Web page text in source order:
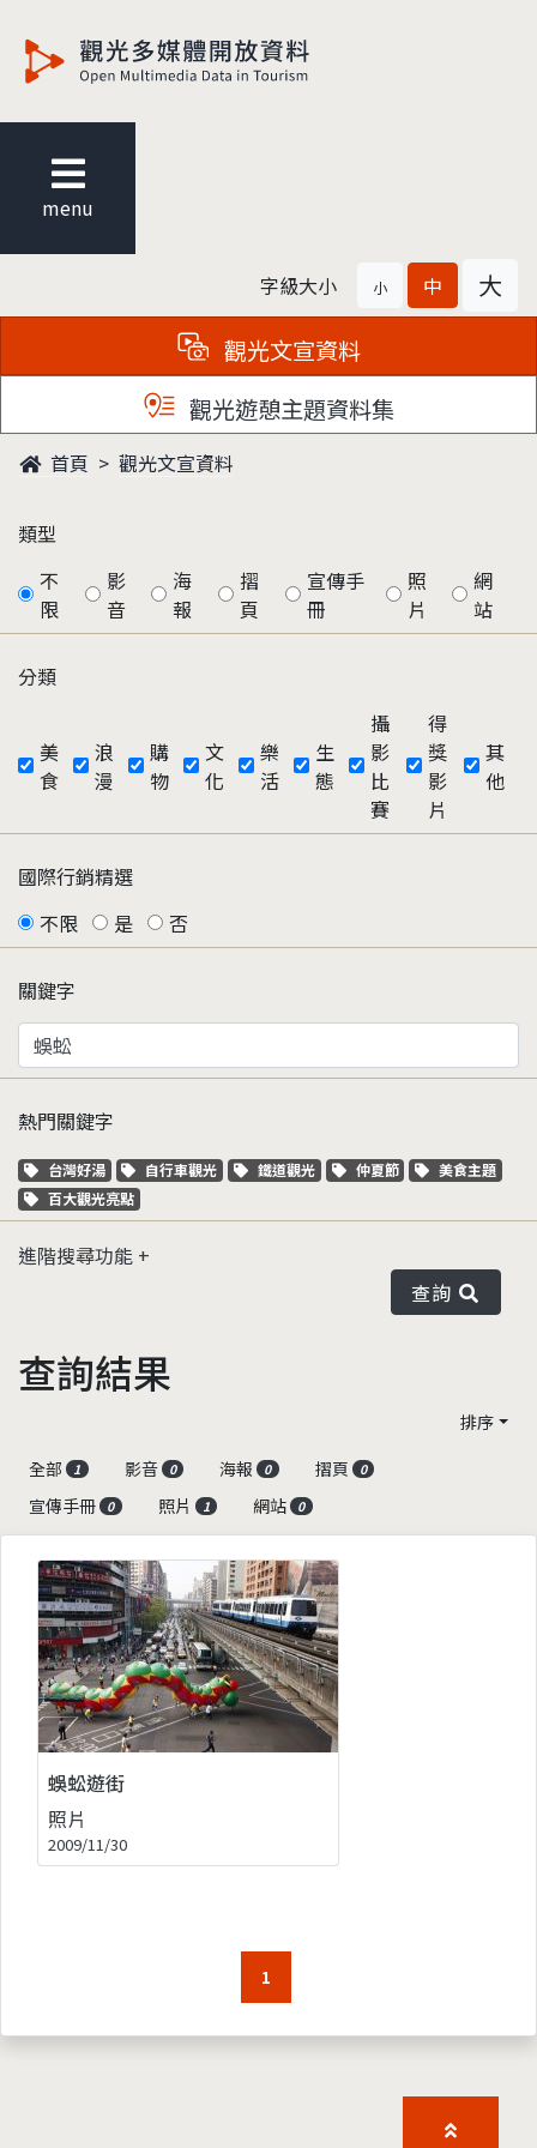
menu
字級大小 小 中 大
觀光文宣資料
觀光遊憩主題資料集
首頁 觀光文宣資料
類型
不
限
影
音
海
報
摺
頁
宣傳手
冊
照
片
網
站
分類
美
食
浪
漫
購
物
文
化
樂
活
生
態
攝
影
比
賽
得
獎
影
片
其
他
國際行銷精選
不限
是 否
關鍵字
熱門關鍵字
關鍵字標籤
台灣好湯 關鍵字標籤
自行車觀光 關鍵字標籤
鐵道觀光 關鍵字標籤
仲夏節 關鍵字標籤
美食主題
關鍵字標籤
百大觀光亮點
進階搜尋功能
查詢
查詢結果
排序
全部
1 影音 0 海報 0 摺頁 0
宣傳手冊 0 照片 1 網站 0
蜈蚣遊街
照片
2009/11/30
1